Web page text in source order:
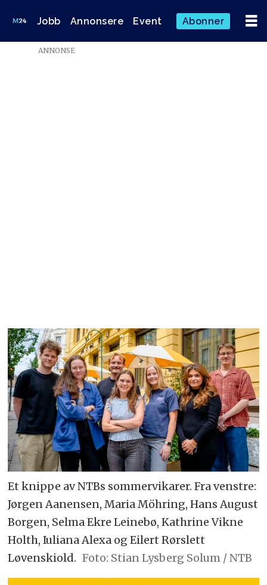
Jobb Annonsere Event Abonner
ANNONSE
Et knippe av NTBs sommervikarer. Fra venstre:
Jørgen Aanensen, Maria Möhring, Hans August
Borgen, Selma Ekre Leinebø, Kathrine Vikne
Holth, Iuliana Alexa og Eilert Rørslett
Løvenskiold. Foto: Stian Lysberg Solum / NTB